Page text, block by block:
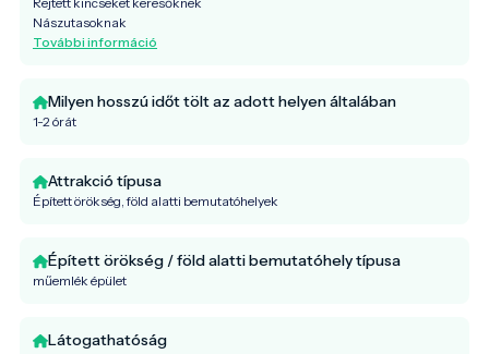
Nászutasoknak
További információ
Milyen hosszú időt tölt az adott helyen általában
1-2 órát
Attrakció típusa
Épített örökség, föld alatti bemutatóhelyek
Épített örökség / föld alatti bemutatóhely típusa
műemlék épület
Látogathatóság